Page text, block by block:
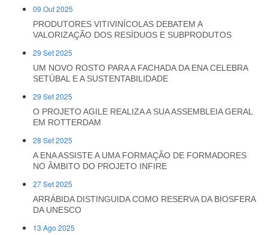
09 Out 2025
PRODUTORES VITIVINÍCOLAS DEBATEM A
VALORIZAÇÃO DOS RESÍDUOS E SUBPRODUTOS
29 Set 2025
UM NOVO ROSTO PARA A FACHADA DA ENA CELEBRA
SETÚBAL E A SUSTENTABILIDADE
29 Set 2025
O PROJETO AGILE REALIZA A SUA ASSEMBLEIA GERAL
EM ROTTERDAM
28 Set 2025
A ENA ASSISTE A UMA FORMAÇÃO DE FORMADORES
NO ÂMBITO DO PROJETO INFIRE
27 Set 2025
ARRÁBIDA DISTINGUIDA COMO RESERVA DA BIOSFERA
DA UNESCO
13 Ago 2025